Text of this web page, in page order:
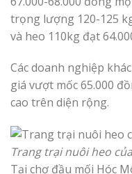
trọng lượng 120-125
và heo 110kg đạt
Các doanh nghiệp
giá vượt mốc 65.000
cao trên diện rộng.
Trang trại nuôi heo
Tại chợ đầu mối Hóc